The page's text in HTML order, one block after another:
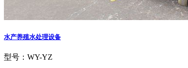
水产养殖水处理设备
型号：WY-YZ